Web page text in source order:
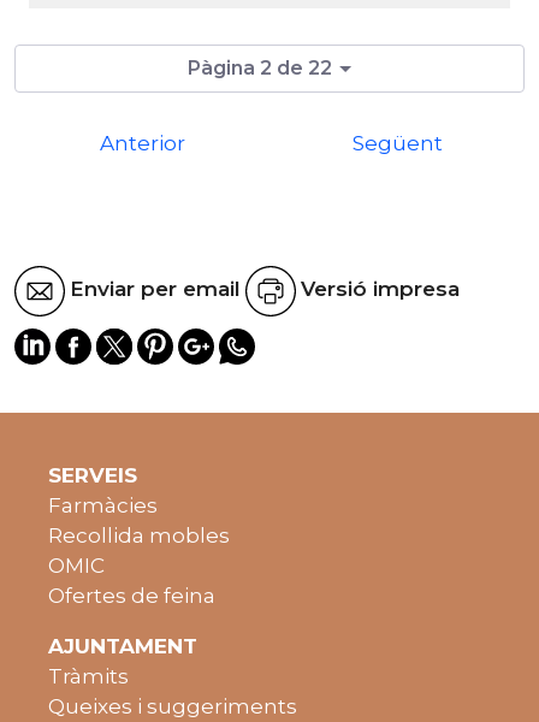
Pàgina 2 de 22
Anterior Següent
Enviar per email Versió impresa
SERVEIS
Farmàcies
Recollida mobles
OMIC
Ofertes de feina
AJUNTAMENT
Tràmits
Queixes i suggeriments